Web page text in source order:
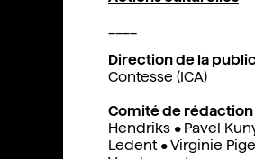
Direction de la
Contesse (ICA)
Comité de rédaction
Hendriks • Pavel
Ledent •Virginie